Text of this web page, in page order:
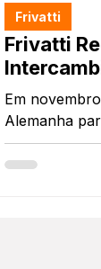
Frivatti
Em
Alemanha
Agroceres
integrou um
Frivatti